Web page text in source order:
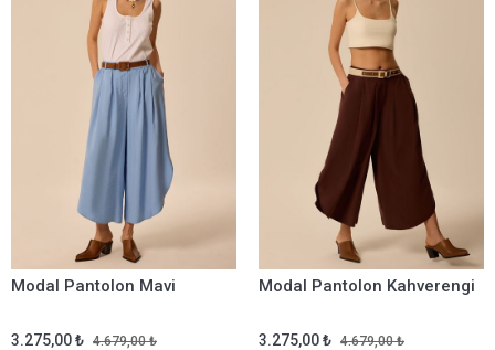
Modal Pantolon Mavi
3.275,00 ₺ 4.679,00 ₺
Modal Pantolon Kahverengi
3.275,00 ₺ 4.679,00 ₺